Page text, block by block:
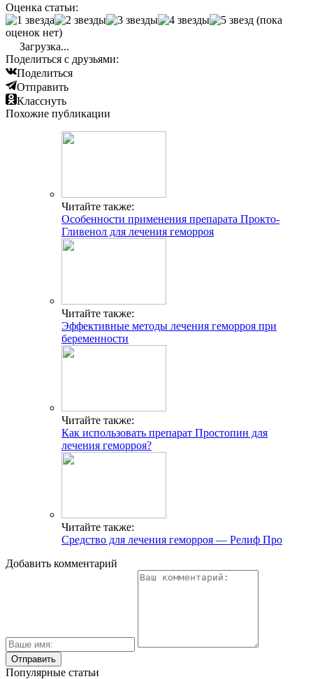
Оценка статьи:
(пока
оценок нет)
Загрузка...
Поделиться с друзьями:
Поделиться
Отправить
Класснуть
Похожие публикации
Читайте также:
Особенности применения препарата Прокто-
Гливенол для лечения геморроя
Читайте также:
Эффективные методы лечения геморроя при
беременности
Читайте также:
Как использовать препарат Простопин для
лечения геморроя?
Читайте также:
Средство для лечения геморроя — Релиф Про
Добавить комментарий
Популярные статьи